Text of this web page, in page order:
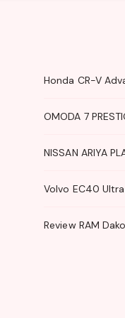
Honda CR-V
OMODA 7
NISSAN ARIYA
Volvo EC40
Review RAM